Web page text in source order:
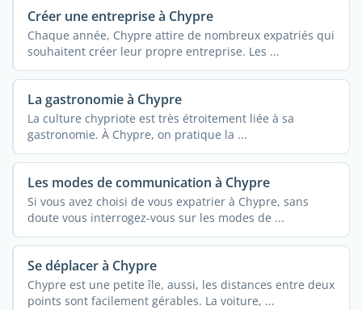
Créer une entreprise à Chypre
Chaque année, Chypre attire de nombreux expatriés qui
souhaitent créer leur propre entreprise. Les ...
La gastronomie à Chypre
La culture chypriote est très étroitement liée à sa
gastronomie. À Chypre, on pratique la ...
Les modes de communication à Chypre
Si vous avez choisi de vous expatrier à Chypre, sans
doute vous interrogez-vous sur les modes de ...
Se déplacer à Chypre
Chypre est une petite île, aussi, les distances entre deux
points sont facilement gérables. La voiture, ...